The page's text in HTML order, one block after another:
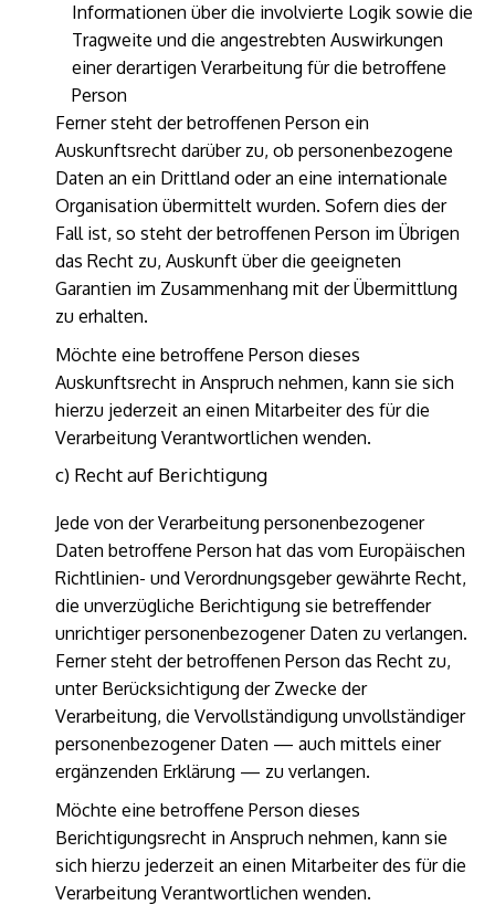
Informationen über die involvierte Logik sowie die
Tragweite und die angestrebten Auswirkungen
einer derartigen Verarbeitung für die betroffene
Person
Ferner steht der betroffenen Person ein
Auskunftsrecht darüber zu, ob personenbezogene
Daten an ein Drittland oder an eine internationale
Organisation übermittelt wurden. Sofern dies der
Fall ist, so steht der betroffenen Person im Übrigen
das Recht zu, Auskunft über die geeigneten
Garantien im Zusammenhang mit der Übermittlung
zu erhalten.
Möchte eine betroffene Person dieses
Auskunftsrecht in Anspruch nehmen, kann sie sich
hierzu jederzeit an einen Mitarbeiter des für die
Verarbeitung Verantwortlichen wenden.
c) Recht auf Berichtigung
Jede von der Verarbeitung personenbezogener
Daten betroffene Person hat das vom Europäischen
Richtlinien- und Verordnungsgeber gewährte Recht,
die unverzügliche Berichtigung sie betreffender
unrichtiger personenbezogener Daten zu verlangen.
Ferner steht der betroffenen Person das Recht zu,
unter Berücksichtigung der Zwecke der
Verarbeitung, die Vervollständigung unvollständiger
personenbezogener Daten — auch mittels einer
ergänzenden Erklärung — zu verlangen.
Möchte eine betroffene Person dieses
Berichtigungsrecht in Anspruch nehmen, kann sie
sich hierzu jederzeit an einen Mitarbeiter des für die
Verarbeitung Verantwortlichen wenden.